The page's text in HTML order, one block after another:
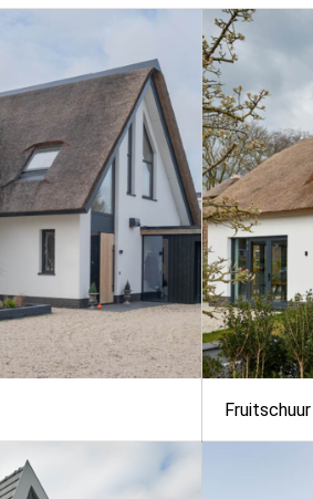
Fruitschuur